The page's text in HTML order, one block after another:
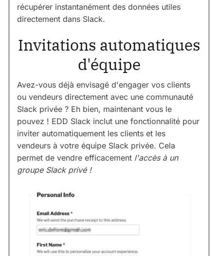
récupérer instantanément des données utiles
directement dans Slack.
Invitations automatiques
d'équipe
Avez-vous déjà envisagé d'engager vos clients
ou vendeurs directement avec une communauté
Slack privée ? Eh bien, maintenant vous le
pouvez ! EDD Slack inclut une fonctionnalité pour
inviter automatiquement les clients et les
vendeurs à votre équipe Slack privée. Cela
permet de vendre efficacement l'accès à un
groupe Slack privé !